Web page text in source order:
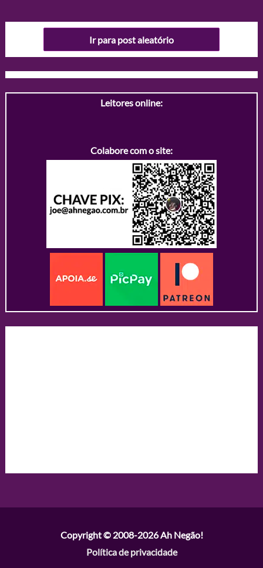
Ir para post aleatório
Leitores online:
Colabore com o site:
Copyright © 2008-2026Ah Negão!
Política de privacidade